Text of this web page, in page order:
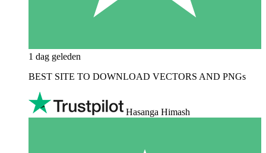
1 dag geleden
BEST SITE TO DOWNLOAD VECTORS AND PNGs
Hasanga Himash